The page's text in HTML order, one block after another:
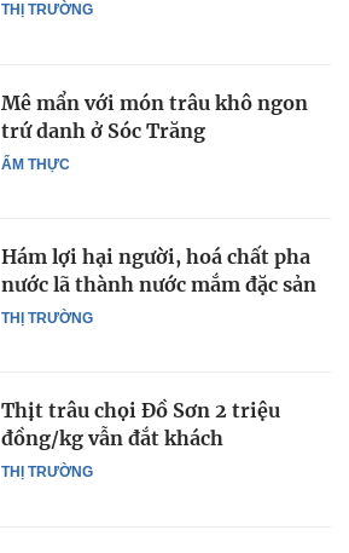
THỊ TRƯỜNG
ẨM THỰC
Mê mẩn với món trâu khô ngon
trứ danh ở Sóc Trăng
THỊ TRƯỜNG
Hám lợi hại người, hoá chất pha
nước lã thành nước mắm đặc sản
THỊ TRƯỜNG
Thịt trâu chọi Đồ Sơn 2 triệu
đồng/kg vẫn đắt khách